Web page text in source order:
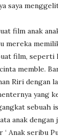
saya
film anak
mereka
film,
memble.
Riri dengan
yang
sebuah
anak
Anak seribu